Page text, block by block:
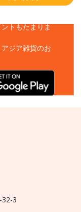
トもたまりま
ジア雑貨のお
3